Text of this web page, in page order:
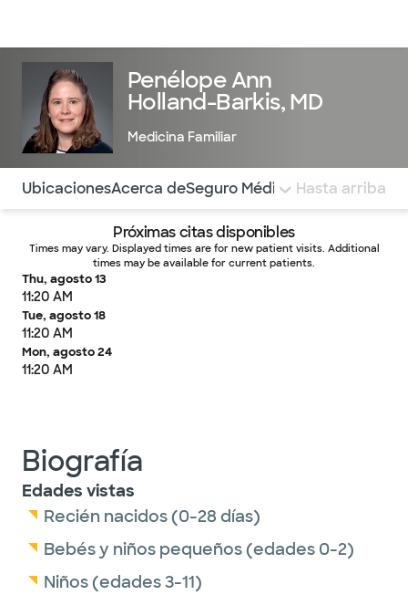
Penélope Ann
Holland-Barkis, MD
Medicina Familiar
Utilice esta navegación para saltar rápidamente a
UbicacionesAcerca deSeguro Médico COMENTARIOS
Hasta arriba
Próximas citas disponibles
Times may vary. Displayed times are for new patient visits. Additional
times may be available for current patients.
Thu, agosto 13
11:20 AM
Tue, agosto 18
11:20 AM
Mon, agosto 24
11:20 AM
Biografía
Edades vistas
Recién nacidos (0-28 días)
Bebés y niños pequeños (edades 0-2)
Niños (edades 3-11)